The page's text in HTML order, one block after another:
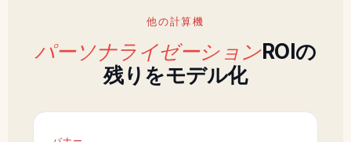
他の計算機
パーソナライゼーションROIの
残りをモデル化